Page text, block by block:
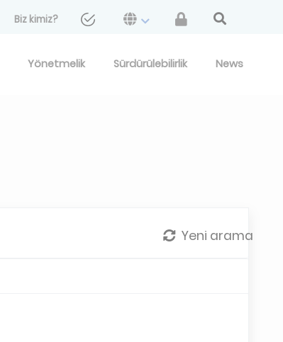
Biz kimiz?
Yönetmelik Sürdürülebilirlik News
Yeni arama